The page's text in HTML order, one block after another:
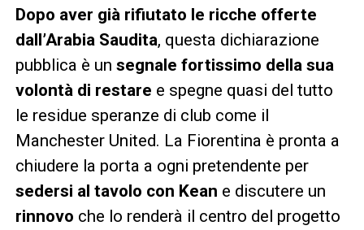
Dopo aver già rifiutato le ricche offerte
dall’Arabia Saudita, questa dichiarazione
pubblica è un segnale fortissimo della sua
volontà di restare e spegne quasi del tutto
le residue speranze di club come il
Manchester United. La Fiorentina è pronta a
chiudere la porta a ogni pretendente per
sedersi al tavolo con Kean e discutere un
rinnovo che lo renderà il centro del progetto